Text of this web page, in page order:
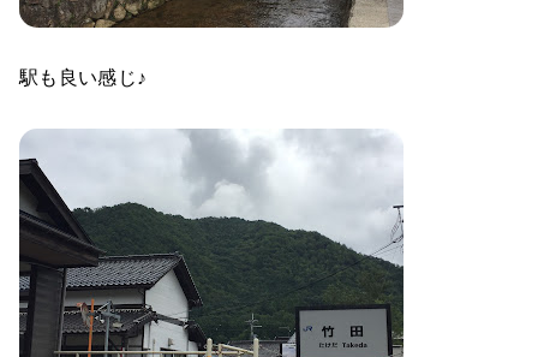
駅も良い感じ♪